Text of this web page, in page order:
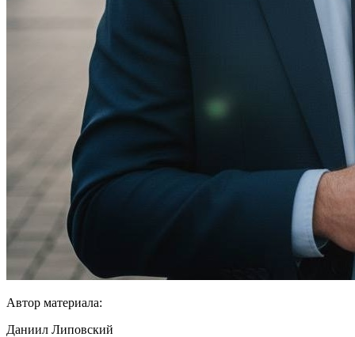
Автор материала:
Даниил Липовский